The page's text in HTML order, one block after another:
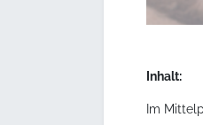
Inhalt:
Im